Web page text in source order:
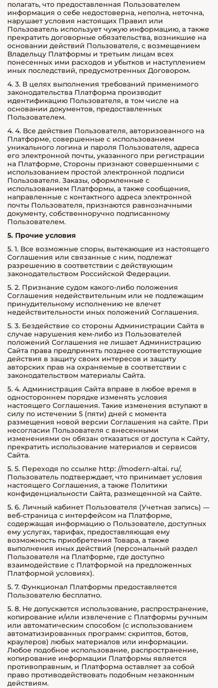
полагать, что предоставленная Пользователем
информация о себе недостоверна, неполна, неточна,
нарушает условия настоящих Правил или
Пользователь использует чужую информацию, а также
прекратить договорные обязательства, возникшие на
основании действий Пользователя, с возмещением
Владельцу Платформы и третьим лицам всех
понесенных ими расходов и убытков и наступлением
иных последствий, предусмотренных Договором.
4. 3. В целях выполнения требований применимого
законодательства Платформа производит
идентификацию Пользователя, в том числе на
основании документов, предоставленных
Пользователем.
4. 4. Все действия Пользователя, авторизованного на
Платформе, совершенные с использованием
уникального логина и пароля Пользователя, адреса
его электронной почты, указанного при регистрации
на Платформе, Стороны признают совершенными с
использованием простой электронной подписи
Пользователя. Заказы, оформленные с
использованием Платформы, а также сообщения,
направленные с контактного адреса электронной
почты Пользователя, признаются равнозначными
документу, собственноручно подписанному
Пользователем.
5. Прочие условия
5. 1. Все возможные споры, вытекающие из настоящего
Соглашения или связанные с ним, подлежат
разрешению в соответствии с действующим
законодательством Российской Федерации.
5. 2. Признание судом какого-либо положения
Соглашения недействительным или не подлежащим
принудительному исполнению не влечет
недействительности иных положений Соглашения.
5. 3. Бездействие со стороны Администрации Сайта в
случае нарушения кем-либо из Пользователей
положений Соглашения не лишает Администрацию
Сайта права предпринять позднее соответствующие
действия в защиту своих интересов и защиту
авторских прав на охраняемые в соответствии с
законодательством материалы Сайта.
5. 4. Администрация Сайта вправе в любое время в
одностороннем порядке изменять условия
настоящего Соглашения. Такие изменения вступают в
силу по истечении 5 (пяти) дней с момента
размещения новой версии Соглашения на сайте. При
несогласии Пользователя с внесенными
изменениями он обязан отказаться от доступа к Сайту,
прекратить использование материалов и сервисов
Сайта.
5. 5. Переходя по ссылке http: //modern-altai. ru/,
Пользователь подтверждает, что принимает условия
настоящего Соглашения, а также Политики
конфиденциальности Сайта, размещенной на Сайте.
5. 6. Личный кабинет Пользователя (Учетная запись) —
веб-страница с интерфейсом на Платформе,
содержащая информацию о Пользователе, доступных
ему услугах, тарифах, предоставляющая ему
возможность приобретения Товара, а также
выполнения иных действий (персональный раздел
Пользователя на Платформе, где доступно
взаимодействие с Платформой на предложенных
Платформой условиях).
5. 7. Функционал Платформы предоставляется
Пользователю бесплатно.
5. 8. Не допускается использование, распространение,
копирование и/или извлечение с Платформы ручным
или автоматическим способом (с использованием
автоматизированных программ: скриптов, ботов,
краулеров) любых материалов или информации.
Любое подобное использование, распространение,
копирование информации Платформы является
противоправным, и Платформа оставляет за собой
право противодействовать подобным незаконным
действиям.